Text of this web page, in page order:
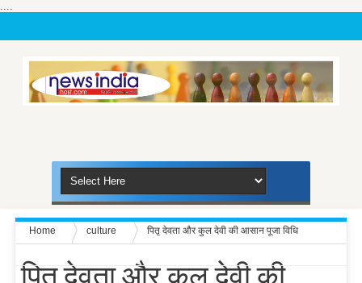
....
Home culture पितृ देवता और कुल देवी की आसान पूजा विधि
पितृ देवता और कुल देवी की